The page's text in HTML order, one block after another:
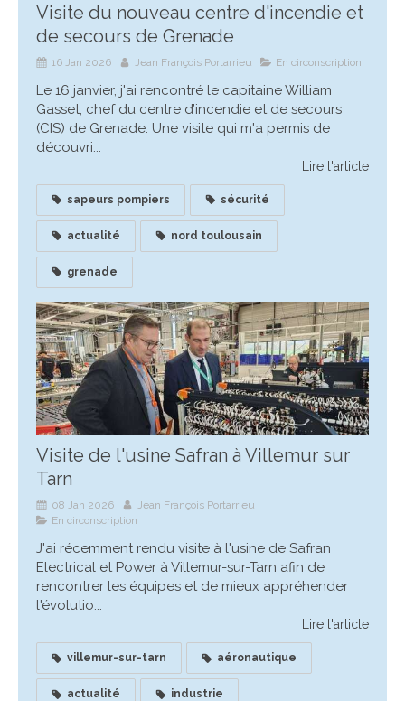
Visite du nouveau centre d'incendie et
de secours de Grenade
16 Jan 2026 Jean François Portarrieu En circonscription
Le 16 janvier, j'ai rencontré le capitaine William
Gasset, chef du centre d’incendie et de secours
(CIS) de Grenade. Une visite qui m'a permis de
découvri...
Lire l'article
sapeurs pompiers sécurité
actualité nord toulousain
grenade
Visite de l'usine Safran à Villemur sur
Tarn
08 Jan 2026
Jean François Portarrieu
En circonscription
J'ai récemment rendu visite à l'usine de Safran
Electrical et Power à Villemur-sur-Tarn afin de
rencontrer les équipes et de mieux appréhender
l'évolutio...
Lire l'article
villemur-sur-tarn aéronautique
actualité industrie